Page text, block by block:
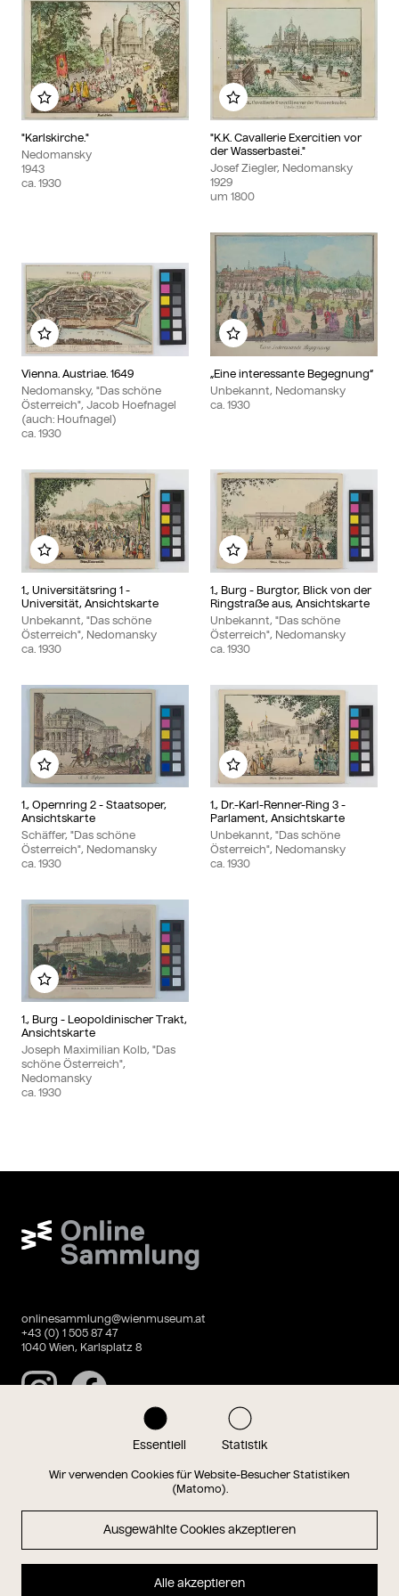
Essentiell Statistik
Wir verwenden Cookies für Website-Besucher Statistiken
(Matomo).
Ausgewählte Cookies akzeptieren
Alle akzeptieren
"Karlskirche."
Nedomansky
1943
ca. 1930
Zu meinem Album hinzufügen
"K.K. Cavallerie Exercitien vor
der Wasserbastei."
Josef Ziegler, Nedomansky
1929
um 1800
Zu meinem Album
Vienna. Austriae. 1649
Nedomansky, "Das schöne
Österreich", Jacob Hoefnagel
(auch: Houfnagel)
ca. 1930
Zu meinem Album hinzufügen
„Eine interessante Begegnung“
Unbekannt, Nedomansky
ca. 1930
Zu meinem Album
1., Universitätsring 1 -
Universität, Ansichtskarte
Unbekannt, "Das schöne
Österreich", Nedomansky
ca. 1930
Zu meinem Album hinzufügen
1., Burg - Burgtor, Blick von der
Ringstraße aus, Ansichtskarte
Unbekannt, "Das schöne
Österreich", Nedomansky
ca. 1930
Zu meinem Album
1., Opernring 2 - Staatsoper,
Ansichtskarte
Schäffer, "Das schöne
Österreich", Nedomansky
ca. 1930
Zu meinem Album hinzufügen
1., Dr.-Karl-Renner-Ring 3 -
Parlament, Ansichtskarte
Unbekannt, "Das schöne
Österreich", Nedomansky
ca. 1930
Zu meinem Album
1., Burg - Leopoldinischer Trakt,
Ansichtskarte
Joseph Maximilian Kolb, "Das
schöne Österreich",
Nedomansky
ca. 1930
Zu meinem Album hinzufügen
Wien Museum Online Sammlung
onlinesammlung@wienmuseum.at
+43 (0) 1 505 87 47
1040 Wien, Karlsplatz 8
InstagramFacebook
Magazin